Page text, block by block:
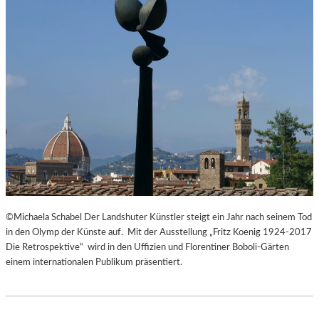
©Michaela Schabel Der Landshuter Künstler steigt ein Jahr nach seinem Tod
in den Olymp der Künste auf. Mit der Ausstellung „Fritz Koenig 1924-2017
Die Retrospektive“ wird in den Uffizien und Florentiner Boboli-Gärten
einem internationalen Publikum präsentiert.